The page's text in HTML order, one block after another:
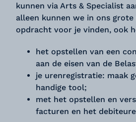
kunnen via Arts & Specialist
alleen kunnen we in ons
opdracht voor je vinden, ook
het opstellen van een
aan de eisen van de
je urenregistratie: maak
handige tool;
met het opstellen en
facturen en het